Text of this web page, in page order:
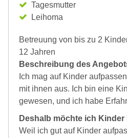
Tagesmutter
Leihoma
Betreuung von bis zu 2
12 Jahren
Beschreibung des
Ich mag auf Kinder
mit ihnen aus. Ich bin eine
gewesen, und ich habe
Deshalb möchte ich Kinder
Weil ich gut auf Kinder